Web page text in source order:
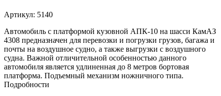
Артикул: 5140
Автомобиль с платформой кузовной АПК-10 на шасси КамАЗ
4308 предназначен для перевозки и погрузки грузов, багажа и
почты на воздушное судно, а также выгрузки с воздушного
судна. Важной отличительной особенностью данного
автомобиля является удлиненная до 8 метров бортовая
платформа. Подъемный механизм ножничного типа.
Подробности